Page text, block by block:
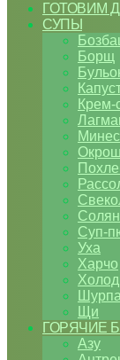
ГОТОВИМ
СУПЫ
Борщ
Крем-
Суп-
Уха
Харчо
Шурпа
Щи
ГОРЯЧИЕ
Азу